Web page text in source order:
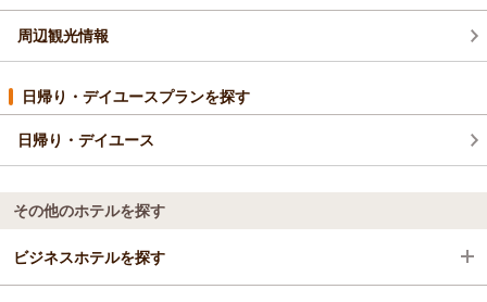
周辺観光情報
日帰り・デイユースプランを探す
日帰り・デイユース
その他のホテルを探す
ビジネスホテルを探す